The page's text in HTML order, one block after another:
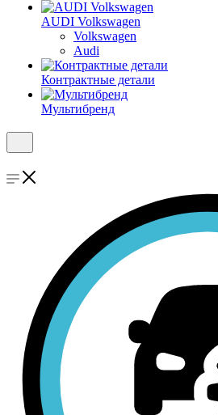
AUDI Volkswagen
Volkswagen
Audi
Контрактные детали
Мультибренд